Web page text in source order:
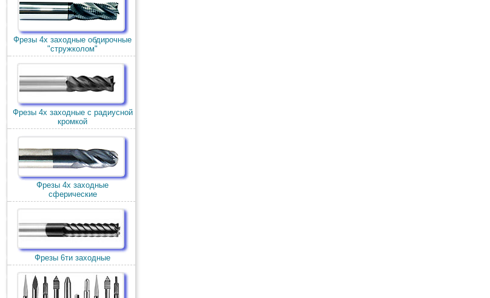
Фрезы 4х заходные обдирочные
"стружколом"
Фрезы 4х заходные с радиусной
кромкой
Фрезы 4х заходные
сферические
Фрезы 6ти заходные